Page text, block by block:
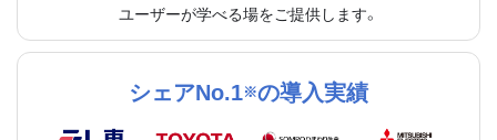
ユーザーが学べる場をご提供します。
シェアNo.1※の導入実績